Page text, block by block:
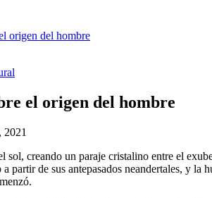
origen del hombre
el origen del hombre
2021
creando un paraje cristalino entre el
partir de sus antepasados neandertales, y